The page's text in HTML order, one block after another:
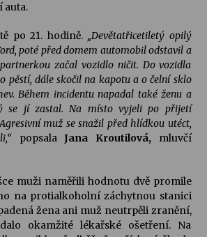
7. 2026
ploty
23. 7. 2026
koncerty ve Stromovce: Rufus Miller
7. 2026
7. 2026
auta.
po 21. hodině.„Devětatřicetiletý opilý
poté před domem automobil odstavil a
začal vozidlo ničit. Do vozidla
pěstí, dále skočil na kapotu a o čelní sklo
Během incidentu napadal také ženu a
se jí zastal. Na místo vyjeli po přijetí
muž se snažil před hlídkou utéct,
popsalaJana Kroutilová, mluvčí
muži naměřili hodnotu dvě promile
na protialkoholní záchytnou stanici
žena ani muž neutrpěli zranění,
okamžité lékařské ošetření. Na